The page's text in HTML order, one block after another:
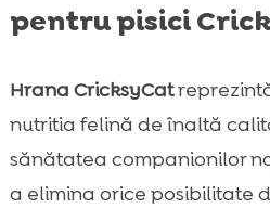
pentru pisici
Hrana CricksyCat
nutritia felină de înaltă
sănătatea companionilor
a elimina orice posibilitate